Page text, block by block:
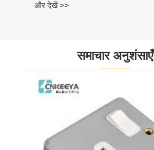
और देखें >>
समाचार अनुशंसाएँ